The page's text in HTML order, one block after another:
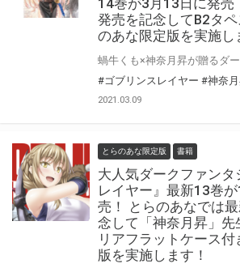
発売を記念してB2タ
のあな限定版を実施し
#ゴブリンスレイヤー #神奈
2021.03.09
とらのあな限定版 書籍
大人気ダークファンタ
レイヤー』最新13巻
売！ とらのあなでは
念して「神奈月昇」先
リアフラットケース
版を実施します！